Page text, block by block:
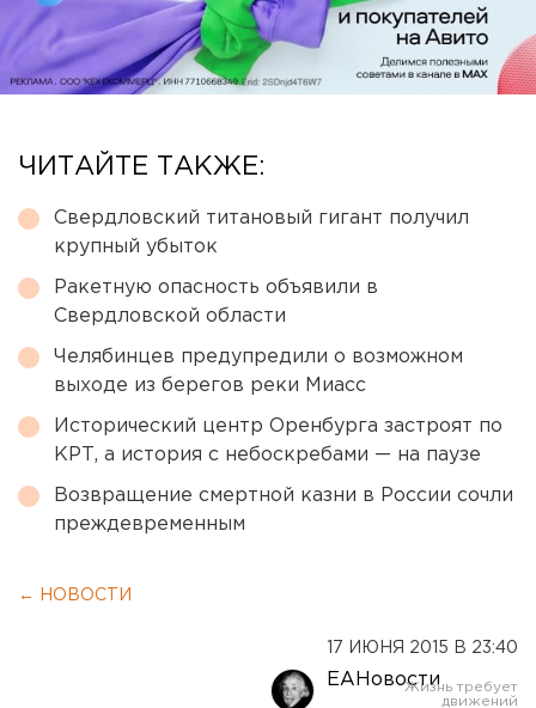
ЧИТАЙТЕ ТАКЖЕ:
Свердловский титановый гигант получил
крупный убыток
Ракетную опасность объявили в
Свердловской области
Челябинцев предупредили о возможном
выходе из берегов реки Миасс
Исторический центр Оренбурга застроят по
КРТ, а история с небоскребами — на паузе
Возвращение смертной казни в России сочли
преждевременным
← НОВОСТИ
17 ИЮНЯ 2015 В 23:40
ЕАНовости